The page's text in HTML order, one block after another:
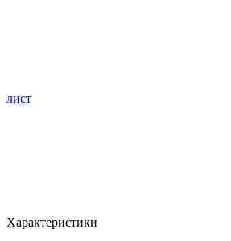
лист
Характеристики